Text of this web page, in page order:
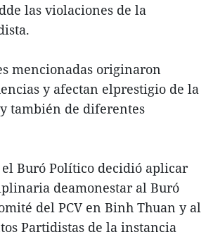
las violaciones de la
mencionadas originaron
y afectan elprestigio de la
también de diferentes
Buró Político decidió aplicar
deamonestar al Buró
del PCV en Binh Thuan y al
Partidistas de la instancia